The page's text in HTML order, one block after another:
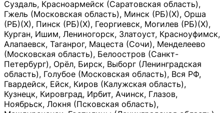
Суздаль, Красноармейск (Саратовская область),
Гжель (Московская область), Минск (РБ)(Х), Орша
(РБ)(Х), Пинск (РБ)(Х), Георгиевск, Могилев (РБ)(Х),
Курган, Ишим, Лениногорск, Златоуст, Красноуфимск,
Алапаевск, Таганрог, Мацеста (Сочи), Менделеево
(Московская область), Белоостров (Санкт-
Петербург), Орёл, Бирск, Выборг (Ленинградская
область), Голубое (Московская область), Вся РФ,
Гвардейск, Ейск, Киров (Калужская область),
Кузнецк, Кировград, Ирбит, Ачинск, Глазов,
Ноябрьск, Локня (Псковская область),